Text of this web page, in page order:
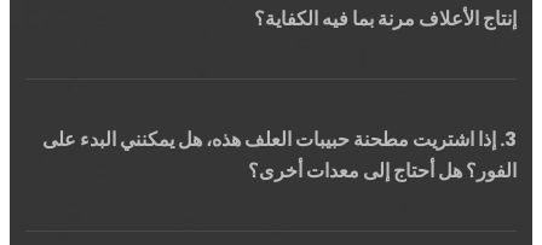
مرنة بما فيه الكفاية؟
اشتريت مطحنة حبيبات العلف هذه، هل يمكنني البدء على
هل أحتاج إلى معدات أخرى؟